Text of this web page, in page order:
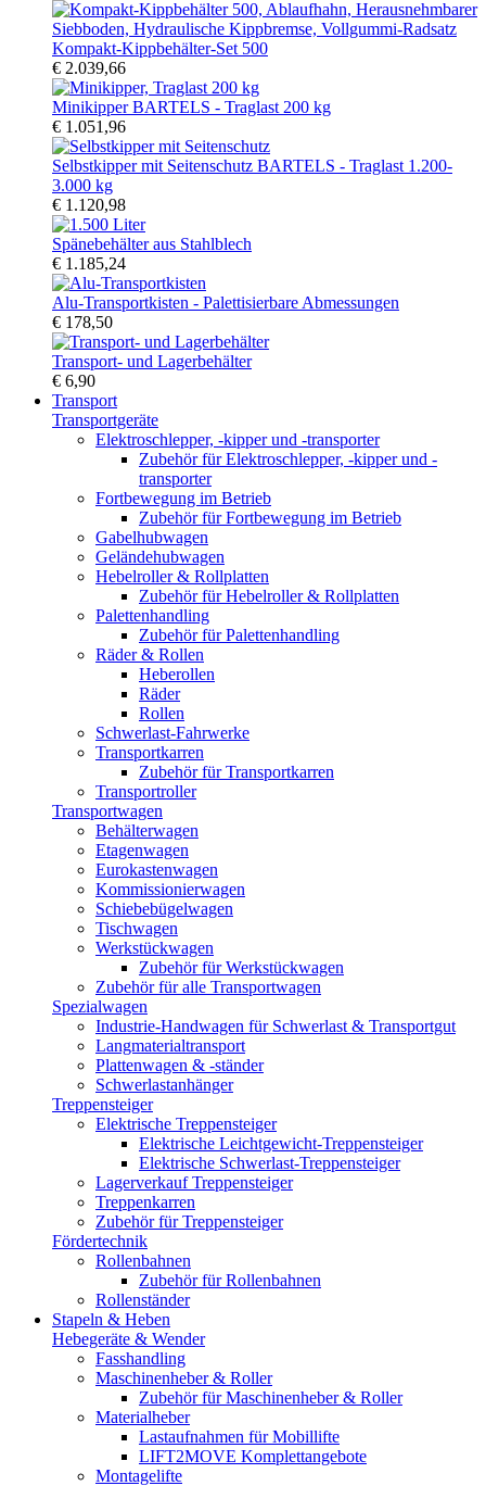
Kompakt-Kippbehälter-Set 500
€ 2.039,66
Minikipper BARTELS - Traglast 200 kg
€ 1.051,96
Selbstkipper mit Seitenschutz BARTELS - Traglast 1.200-
3.000 kg
€ 1.120,98
Spänebehälter aus Stahlblech
€ 1.185,24
Alu-Transportkisten - Palettisierbare Abmessungen
€ 178,50
Transport- und Lagerbehälter
€ 6,90
Transport
Transportgeräte
Elektroschlepper, -kipper und -transporter
Zubehör für Elektroschlepper, -kipper und -
transporter
Fortbewegung im Betrieb
Zubehör für Fortbewegung im Betrieb
Gabelhubwagen
Geländehubwagen
Hebelroller & Rollplatten
Zubehör für Hebelroller & Rollplatten
Palettenhandling
Zubehör für Palettenhandling
Räder & Rollen
Heberollen
Räder
Rollen
Schwerlast-Fahrwerke
Transportkarren
Zubehör für Transportkarren
Transportroller
Transportwagen
Behälterwagen
Etagenwagen
Eurokastenwagen
Kommissionierwagen
Schiebebügelwagen
Tischwagen
Werkstückwagen
Zubehör für Werkstückwagen
Zubehör für alle Transportwagen
Spezialwagen
Industrie-Handwagen für Schwerlast & Transportgut
Langmaterialtransport
Plattenwagen & -ständer
Schwerlastanhänger
Treppensteiger
Elektrische Treppensteiger
Elektrische Leichtgewicht-Treppensteiger
Elektrische Schwerlast-Treppensteiger
Lagerverkauf Treppensteiger
Treppenkarren
Zubehör für Treppensteiger
Fördertechnik
Rollenbahnen
Zubehör für Rollenbahnen
Rollenständer
Stapeln & Heben
Hebegeräte & Wender
Fasshandling
Maschinenheber & Roller
Zubehör für Maschinenheber & Roller
Materialheber
Lastaufnahmen für Mobillifte
LIFT2MOVE Komplettangebote
Montagelifte